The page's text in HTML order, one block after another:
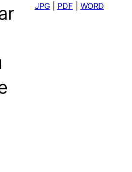
JPG PDF WORD